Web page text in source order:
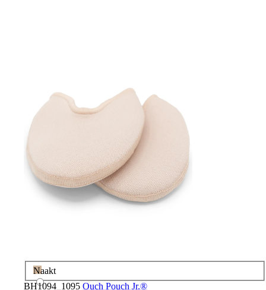
Naakt
BH1094_1095 Ouch Pouch Jr.®